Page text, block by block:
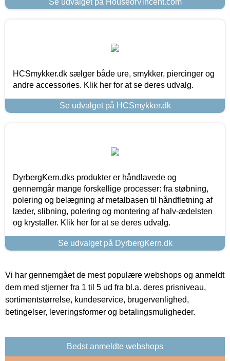
HCSmykker.dk sælger både ure, smykker, piercinger og
andre accessories. Klik her for at se deres udvalg.
Se udvalget på HCSmykker.dk
DyrbergKern.dks produkter er håndlavede og
gennemgår mange forskellige processer: fra støbning,
polering og belægning af metalbasen til håndfletning af
læder, slibning, polering og montering af halv-ædelsten
og krystaller. Klik her for at se deres udvalg.
Se udvalget på DyrbergKern.dk
Vi har gennemgået de mest populære webshops og anmeldt
dem med stjerner fra 1 til 5 ud fra bl.a. deres prisniveau,
sortimentstørrelse, kundeservice, brugervenlighed,
betingelser, leveringsformer og betalingsmuligheder.
Bedst anmeldte webshops